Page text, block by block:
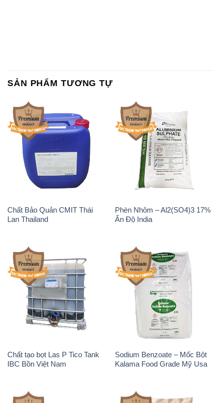
SẢN PHẨM TƯƠNG TỰ
Chất Bảo Quản CMIT Thái
Lan Thailand
Phèn Nhôm – Al2(SO4)3 17%
Ấn Độ India
Chất tạo bọt Las P Tico Tank
IBC Bồn Việt Nam
Sodium Benzoate – Mốc Bột
Kalama Food Grade Mỹ Usa